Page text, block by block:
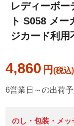
レディーボ
ト S058 メ
ジカード利用
4,860 円
6営業日～の出荷
のし・包装・メ